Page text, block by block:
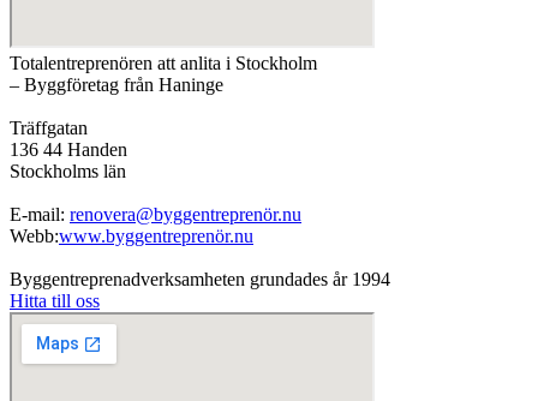
Totalentreprenören att anlita i Stockholm
– Byggföretag från Haninge
Träffgatan
136 44 Handen
Stockholms län
E-mail: renovera@byggentreprenör.nu
Webb:www.byggentreprenör.nu
Byggentreprenadverksamheten grundades år 1994
Hitta till oss